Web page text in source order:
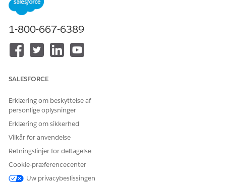
Tilgængelig i:
Cloud
registreringssider
Giv planlæggere mulighed for at planlægge aftaler fra
funktioner og felter, der skal inkluderes i aftalekonsollen.
Vis en aftaleliste med Rediger- og Annuller-handlinger
Gør det praktisk for planlæggere at redigere og annullere
konsollen. Fra aftalelisten kan brugere klikke på
handlingen Rediger aftale for at ændre aftaleoplysninger,
f.eks. dato, klokkeslæt, udbyder og aktiv. Brugere kan også
klikke på handlingen Annuller aftale for at annullere
individuelle aftaler.
1-800-667-6389
SALESFORCE
Erklæring om beskyttelse af
personlige oplysninger
Erklæring om sikkerhed
Vilkår for anvendelse
Retningslinjer for deltagelse
Cookie-præferencecenter
Uw privacybeslissingen